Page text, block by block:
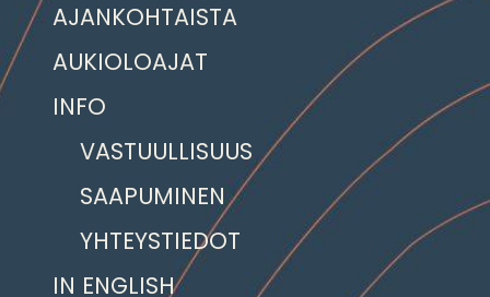
AJANKOHTAISTA
AUKIOLOAJAT
INFO
VASTUULLISUUS
SAAPUMINEN
YHTEYSTIEDOT
IN ENGLISH